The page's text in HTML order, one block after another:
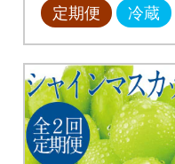
定期便 冷蔵